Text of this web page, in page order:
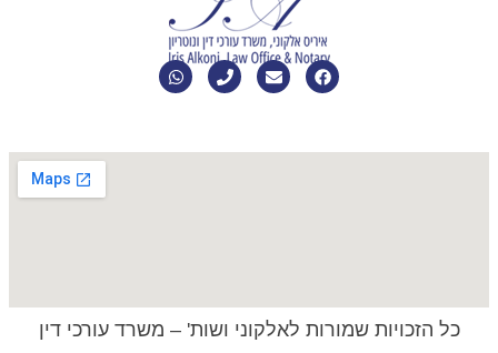
כל הזכויות שמורות לאלקוני ושות' – משרד עורכי דין